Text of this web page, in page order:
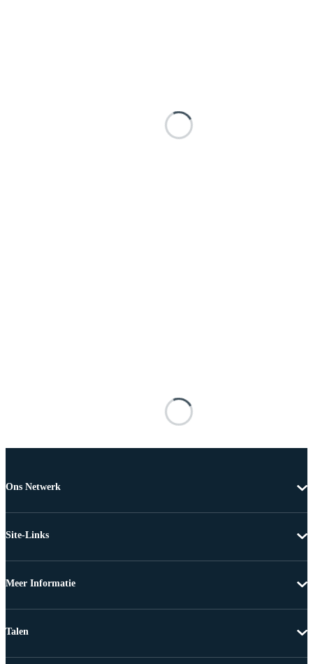
Ons Netwerk
Site-Links
Meer Informatie
Talen